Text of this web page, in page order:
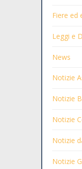
Fiere ed
Leggi e
News
Notizie
Notizie
Notizie
Notizie
Notizie